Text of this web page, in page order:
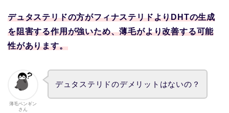
デュタステリドの方がフィナステリドよりDHTの生成
を阻害する作用が強いため、薄毛がより改善する可能
性があります。
薄毛ペンギン
さん
デュタステリドのデメリットはないの？